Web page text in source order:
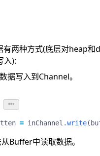
有两种方式(底层对heap和
入):
据写入到Channel。
= inChannel .write(
Buffer中读取数据。